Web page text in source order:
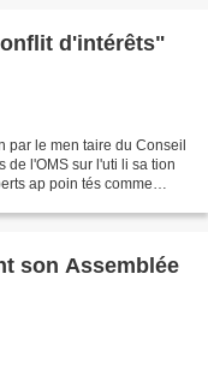
d'intérêts"
par le men taire du Conseil
de l'OMS sur l'uti li sa tion
ap poin tés comme
son Assemblée